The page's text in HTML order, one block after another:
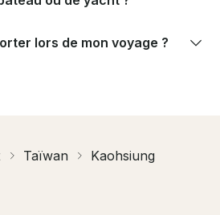
lors de mon voyage ?
Taïwan Kaohsiung